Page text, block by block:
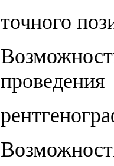
точного
проведения